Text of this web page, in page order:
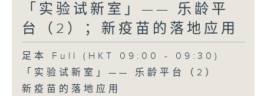
「实验试新室」—— 乐龄平
台（2）；新疫苗的落地应用
足本 Full (HKT 09:00 - 09:30)
「实验试新室」—— 乐龄平台（2）
新疫苗的落地应用